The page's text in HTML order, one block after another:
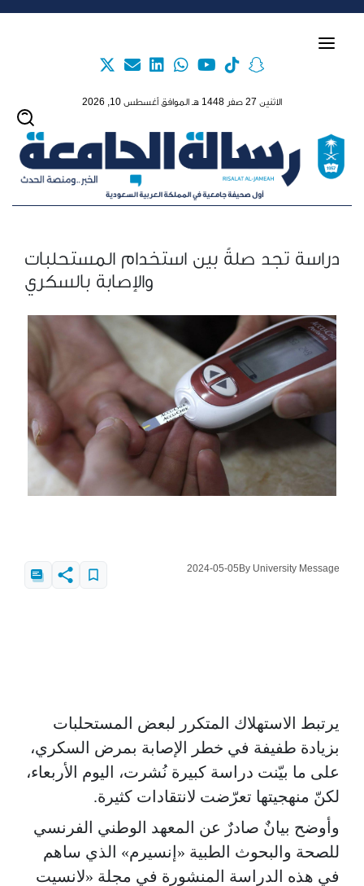
الاثنين 27 صفر 1448 هـ الموافق أغسطس 10, 2026
دراسة تجد صلةً بين استخدام المستحلبات
والإصابة بالسكري
2024-05-05By University Message
يرتبط الاستهلاك المتكرر لبعض المستحلبات
بزيادة طفيفة في خطر الإصابة بمرض السكري،
على ما بيّنت دراسة كبيرة نُشرت، اليوم الأربعاء،
لكنّ منهجيتها تعرّضت لانتقادات كثيرة.
وأوضح بيانٌ صادرٌ عن المعهد الوطني الفرنسي
للصحة والبحوث الطبية «إنسيرم» الذي ساهم
في هذه الدراسة المنشورة في مجلة «لانسيت